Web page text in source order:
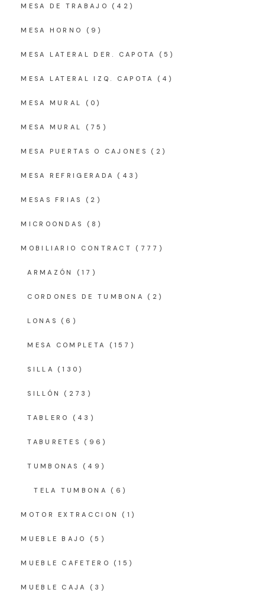
MESA DE TRABAJO (42)
MESA HORNO (9)
MESA LATERAL DER. CAPOTA (5)
MESA LATERAL IZQ. CAPOTA (4)
MESA MURAL (0)
MESA MURAL (75)
MESA PUERTAS O CAJONES (2)
MESA REFRIGERADA (43)
MESAS FRIAS (2)
MICROONDAS (8)
MOBILIARIO CONTRACT (777)
ARMAZÓN (17)
CORDONES DE TUMBONA (2)
LONAS (6)
MESA COMPLETA (157)
SILLA (130)
SILLÓN (273)
TABLERO (43)
TABURETES (96)
TUMBONAS (49)
TELA TUMBONA (6)
MOTOR EXTRACCION (1)
MUEBLE BAJO (5)
MUEBLE CAFETERO (15)
MUEBLE CAJA (3)